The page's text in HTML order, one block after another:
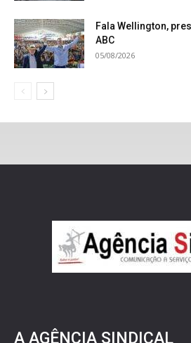
Fala Wellington,
ABC
05/08/2026
A AGÊNCIA SINDICAL